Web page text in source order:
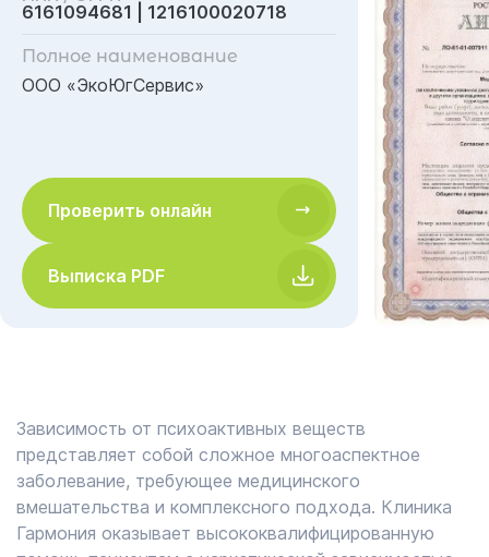
6161094681 | 1216100020718
Полное наименование
ООО «ЭкоЮгСервис»
Проверить онлайн
Выписка PDF
Зависимость от психоактивных веществ
представляет собой сложное многоаспектное
заболевание, требующее медицинского
вмешательства и комплексного подхода. Клиника
Гармония оказывает высококвалифицированную